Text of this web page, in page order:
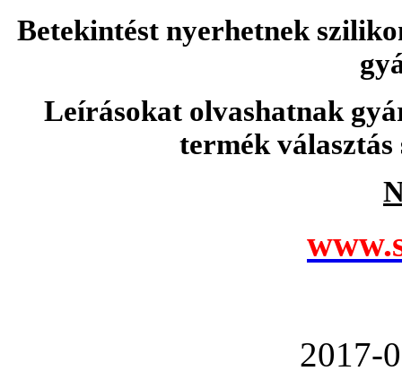
Betekintést nyerhetnek
Leírásokat olvashatnak
termék
2017-